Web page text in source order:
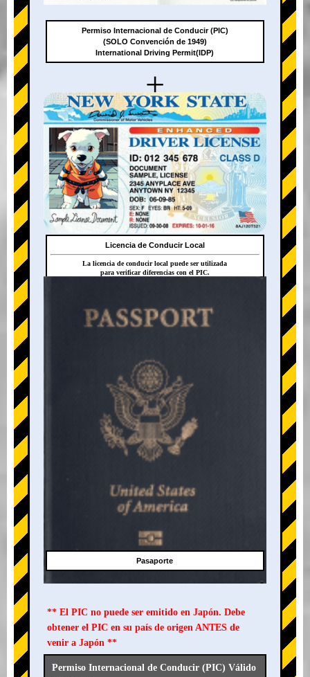
+
+
Permiso Internacional de Conducir (PIC)
(SOLO Convención de 1949)
International Driving Permit(IDP)
Licencia de Conducir Local
La licencia de conducir local puede ser utilizada
para verificar diferencias con el PIC.
Pasaporte
** El PIC no puede ser emitido en Japón. Debe
obtener el PIC en su país de origen ANTES de
venir a Japón **
Permiso Internacional de Conducir (PIC) Válido